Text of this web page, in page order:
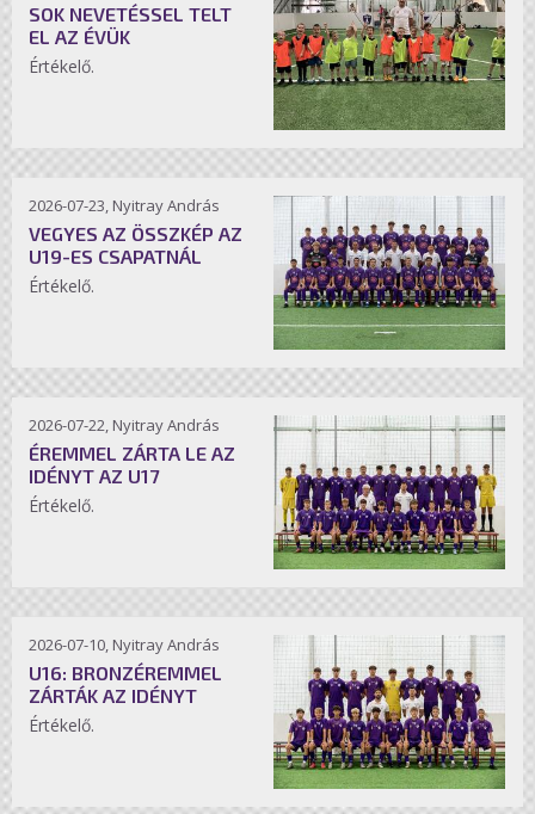
SOK NEVETÉSSEL TELT
EL AZ ÉVÜK
Értékelő.
2026-07-23, Nyitray András
VEGYES AZ ÖSSZKÉP AZ
U19-ES CSAPATNÁL
Értékelő.
2026-07-22, Nyitray András
ÉREMMEL ZÁRTA LE AZ
IDÉNYT AZ U17
Értékelő.
2026-07-10, Nyitray András
U16: BRONZÉREMMEL
ZÁRTÁK AZ IDÉNYT
Értékelő.